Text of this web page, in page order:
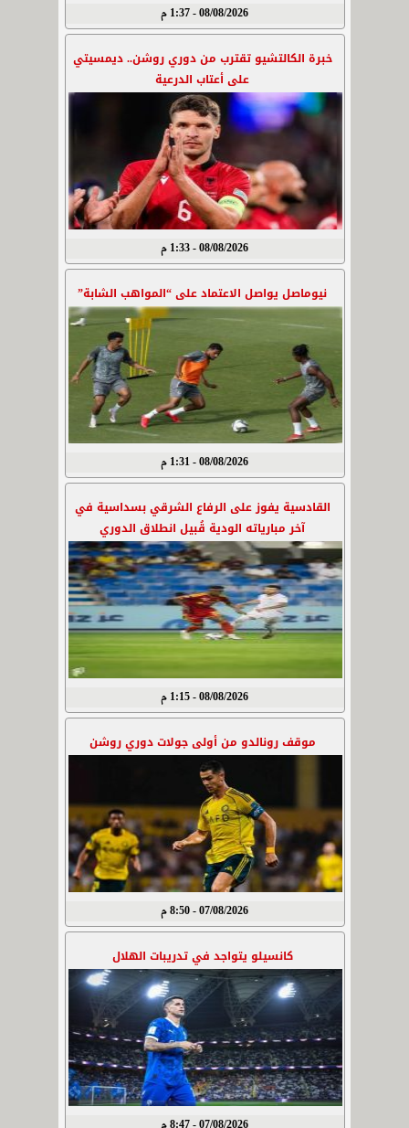
08/08/2026 - 1:37 م
خبرة الكالتشيو تقترب من دوري روشن.. ديمسيتي
على أعتاب الدرعية
08/08/2026 - 1:33 م
نيوماصل يواصل الاعتماد على “المواهب الشابة”
08/08/2026 - 1:31 م
القادسية يفوز على الرفاع الشرقي بسداسية في
آخر مبارياته الودية قُبيل انطلاق الدوري
08/08/2026 - 1:15 م
موقف رونالدو من أولى جولات دوري روشن
07/08/2026 - 8:50 م
كانسيلو يتواجد في تدريبات الهلال